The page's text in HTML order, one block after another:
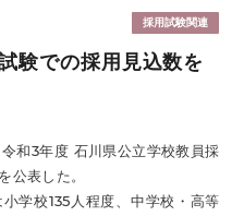
採用試験関連
験での採用見込数を
和3年度 石川県公立学校教員採
公表した。
学校135人程度、中学校・高等